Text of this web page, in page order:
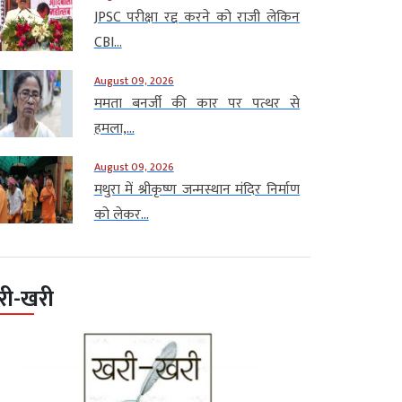
JPSC परीक्षा रद्द करने को राजी लेकिन
CBI...
August 09, 2026
ममता बनर्जी की कार पर पत्थर से
हमला,...
August 09, 2026
मथुरा में श्रीकृष्ण जन्मस्थान मंदिर निर्माण
को लेकर...
खरी